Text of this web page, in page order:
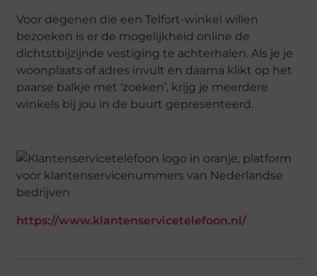
Voor degenen die een Telfort-winkel willen
bezoeken is er de mogelijkheid online de
dichtstbijzijnde vestiging te achterhalen. Als je je
woonplaats of adres invult en daarna klikt op het
paarse balkje met ‘zoeken’, krijg je meerdere
winkels bij jou in de buurt gepresenteerd.
https://www.klantenservicetelefoon.nl/